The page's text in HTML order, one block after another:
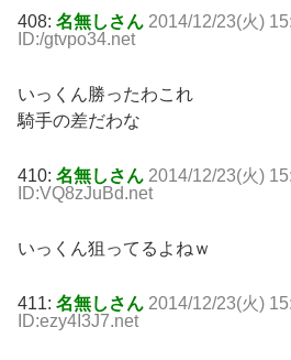
408: 名無しさん 2014/12/23(火)
ID:/gtvpo34.net
いっくん勝ったわこれ
騎手の差だわな
410: 名無しさん 2014/12/23(火)
ID:VQ8zJuBd.net
いっくん狙ってるよねｗ
411: 名無しさん 2014/12/23(火)
ID:ezy4I3J7.net